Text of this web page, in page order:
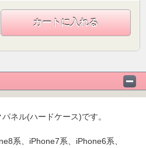
カートに入れる
ネル(ハードケース)です。
系、iPhone7系、iPhone6系、